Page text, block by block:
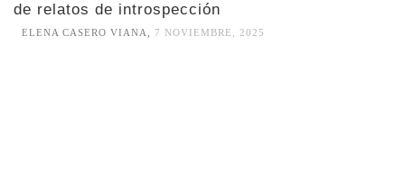
de relatos de introspección
ELENA CASERO VIANA, 7 NOVIEMBRE, 2025